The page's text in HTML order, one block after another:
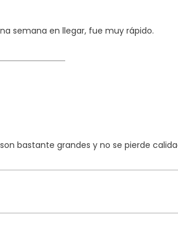
semana en llegar, fue muy rápido.
bastante grandes y no se pierde